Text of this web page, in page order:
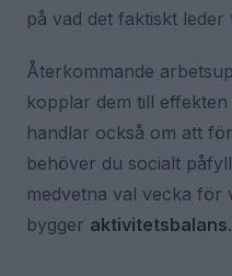
på vad det faktiskt leder
Återkommande
kopplar dem till
handlar också om att
behöver du socialt
medvetna val vecka för
bygger aktivitetsbalans.